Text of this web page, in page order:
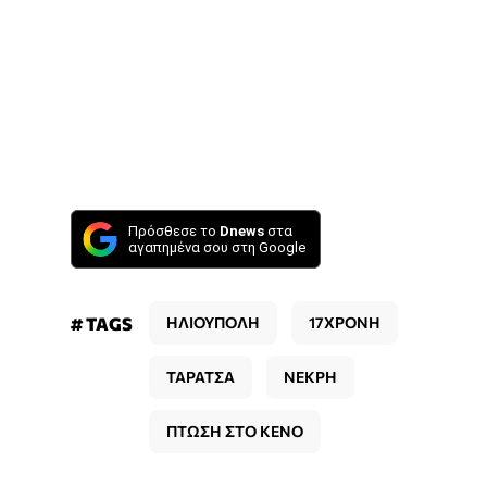
Πρόσθεσε το Dnews στα
αγαπημένα σου στη Google
# TAGS ΗΛΙΟΥΠΟΛΗ 17ΧΡΟΝΗ
ΤΑΡΑΤΣΑ ΝΕΚΡΗ
ΠΤΩΣΗ ΣΤΟ ΚΕΝΟ